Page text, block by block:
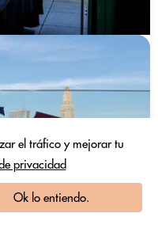
el tráfico y mejorar tu
privacidad
Ok lo entiendo.